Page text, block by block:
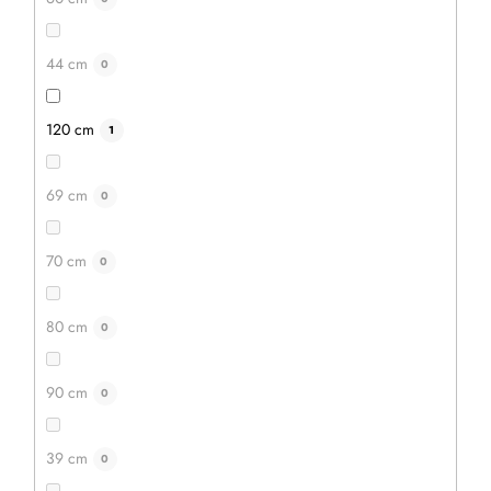
44 cm 0
120 cm 1
69 cm 0
70 cm 0
80 cm 0
90 cm 0
39 cm 0